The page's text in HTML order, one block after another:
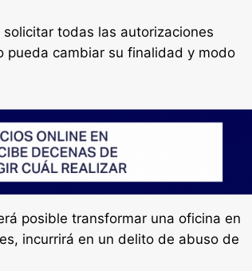
todas las autorizaciones
pueda cambiar su finalidad y modo
posible transformar una oficina en
incurrirá en un delito de abuso de